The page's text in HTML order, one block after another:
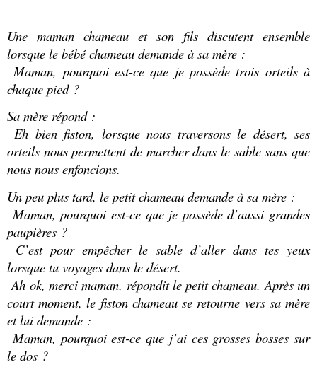
Une maman chameau et son fils discutent ensemble
lorsque le bébé chameau demande à sa mère :
Maman, pourquoi est-ce que je possède trois orteils à
chaque pied ?
Sa mère répond :
Eh bien fiston, lorsque nous traversons le désert, ses
orteils nous permettent de marcher dans le sable sans que
nous nous enfoncions.
Un peu plus tard, le petit chameau demande à sa mère :
Maman, pourquoi est-ce que je possède d’aussi grandes
paupières ?
C’est pour empêcher le sable d’aller dans tes yeux
lorsque tu voyages dans le désert.
Ah ok, merci maman, répondit le petit chameau. Après un
court moment, le fiston chameau se retourne vers sa mère
et lui demande :
Maman, pourquoi est-ce que j’ai ces grosses bosses sur
le dos ?